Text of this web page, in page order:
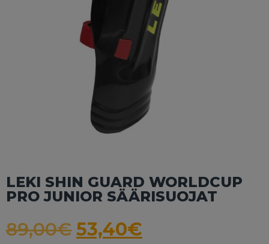
LEKI SHIN GUARD WORLDCUP
PRO JUNIOR SÄÄRISUOJAT
89,00€ 53,40€